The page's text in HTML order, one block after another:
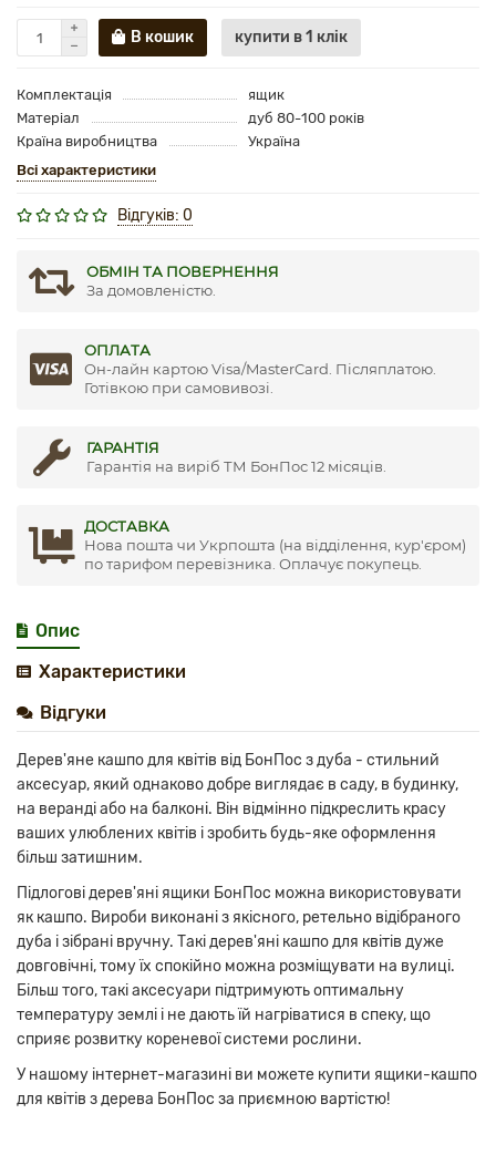
В кошик купити в 1 клік
Комплектація
ящик
Матеріал
дуб 80-100 років
Країна виробництва
Україна
Всі характеристики
Відгуків: 0
ОБМІН ТА ПОВЕРНЕННЯ
За домовленістю.
ОПЛАТА
Он-лайн картою Visa/MasterCard. Післяплатою.
Готівкою при самовивозі.
ГАРАНТІЯ
Гарантія на виріб ТМ БонПос 12 місяців.
ДОСТАВКА
Нова пошта чи Укрпошта (на відділення, кур'єром)
по тарифом перевізника. Оплачує покупець.
Опис
Характеристики
Відгуки
Дерев'яне кашпо для квітів від БонПос з дуба - стильний
аксесуар, який однаково добре виглядає в саду, в будинку,
на веранді або на балконі. Він відмінно підкреслить красу
ваших улюблених квітів і зробить будь-яке оформлення
більш затишним.
Підлогові дерев'яні ящики БонПос можна використовувати
як кашпо. Вироби виконані з якісного, ретельно відібраного
дуба і зібрані вручну. Такі дерев'яні кашпо для квітів дуже
довговічні, тому їх спокійно можна розміщувати на вулиці.
Більш того, такі аксесуари підтримують оптимальну
температуру землі і не дають їй нагріватися в спеку, що
сприяє розвитку кореневої системи рослини.
У нашому інтернет-магазині ви можете купити ящики-кашпо
для квітів з дерева БонПос за приємною вартістю!